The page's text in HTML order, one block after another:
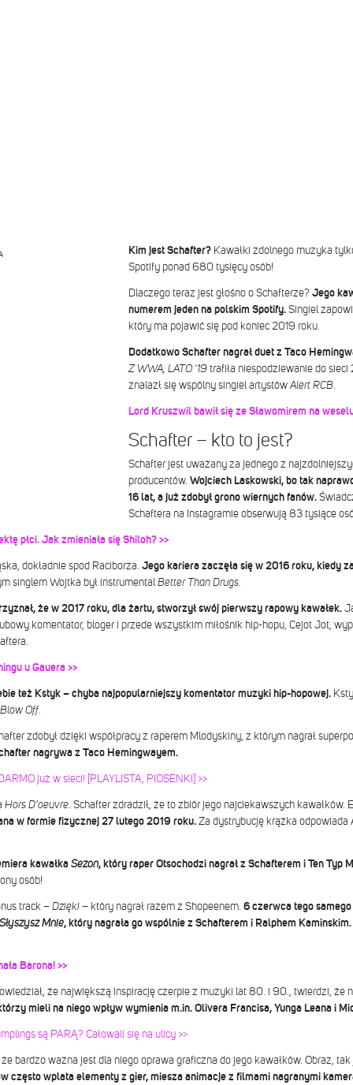
Kim jest Schafter?Kawałki zdolnego muzyka
Spotify ponad 680 tysięcy osób!
Dlaczego teraz jest głośno o Schafterze? Jego
numerem jeden na polskim Spotify. Singiel
który ma pojawić się pod koniec 2019 roku.
Dodatkowo Schafter nagrał duet z Taco
Z WWA, LATO '19trafiła niespodziewanie do sieci
znalazł się wspólny singiel artystówAlert RCB.
Lord Kruszwil bawił się ze Sławomirem na
Schafter – kto to jest?
Schafter jest uważany za jednego z
producentów. Wojciech Laskowski, bo tak
16 lat, a już zdobył grono wiernych fanów.
Schaftera na Instagramie obserwują 83 tysiące
płci. Jak zmieniała się Shiloh? >>
dokładnie spod Raciborza. Jego kariera zaczęła się w 2016 roku, kiedy
singlem Wojtka był instrumentalBetter Than Drugs.
że w 2017 roku, dla żartu, stworzył swój pierwszy rapowy kawałek.
komentator, bloger i przede wszystkim miłośnik hip-hopu, Cejot Jot,
u Gauera >>
też Kstyk – chyba najpopularniejszy komentator muzyki hip-hopowej.
Blow Off.
zdobył dzięki współpracy z raperem Mlodyskiny, z którym nagrał
nagrywa z Taco Hemingwayem.
już w sieci! [PLAYLISTA, PIOSENKI] >>
Hors D’oeuvre. Schafter zdradził, że to zbiór jego najciekawszych kawałków.
w formie fizycznej 27 lutego 2019 roku. Za dystrybucję krążka odpowiada
kawałka Sezon, który raper Otsochodzi nagrał z Schafterem i Ten Typ
osób!
track – Dzięki– który nagrał razem z Shopeenem. 6 czerwca tego samego
Mnie, który nagrała go wspólnie z Schafterem i Ralphem Kaminskim.
Barona! >>
że największą inspirację czerpie z muzyki lat 80. i 90., twierdzi, że
mieli na niego wpływ wymienia m.in. Olivera Francisa, Yunga Leana i
są PARĄ? Całowali się na ulicy >>
bardzo ważna jest dla niego oprawa graficzna do jego kawałków. Obraz,
często wplata elementy z gier, miesza animacje z filmami nagranymi